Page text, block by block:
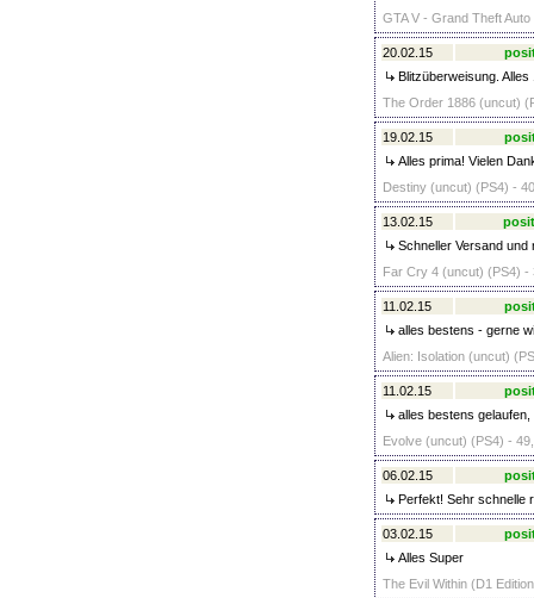
GTA V - Grand Theft
20.02.15
Blitzüberweisung. Alles
The Order 1886 (uncut)
19.02.15
Alles prima! Vielen
Destiny (uncut) (PS4) -
13.02.15
Schneller Versand
Far Cry 4 (uncut) (PS4) -
11.02.15
alles bestens - gerne
Alien: Isolation (uncut)
11.02.15
alles bestens
Evolve (uncut) (PS4) -
06.02.15
Perfekt! Sehr schnelle
03.02.15
Alles Super
The Evil Within (D1